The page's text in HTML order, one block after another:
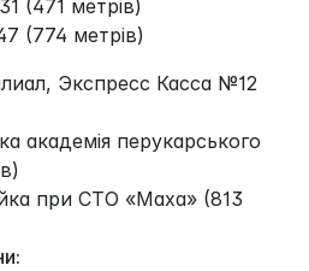
(471 метрів)
(774 метрів)
Экспресс Касса №12
академія перукарського
при СТО «Маха» (813